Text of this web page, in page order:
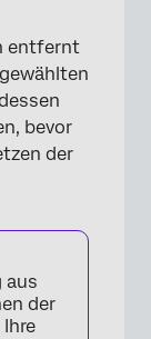
entfernt
bevor
der
aus
der